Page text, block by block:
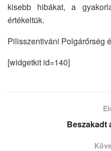
kisebb hibákat, a
értékeltük.
Pilisszentiváni Polgárőrség
[widgetkit id=140]
Beszakadt